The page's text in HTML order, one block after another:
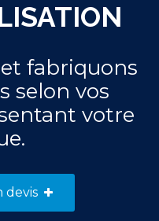
fabriquons
selon vos
votre
devis